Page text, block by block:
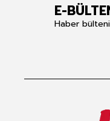
E-
Haber